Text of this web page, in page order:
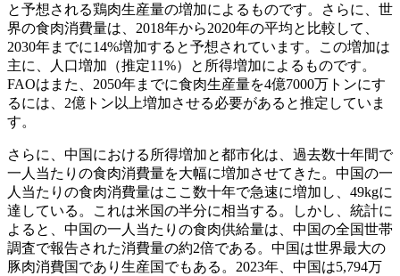
と予想される鶏肉生産量の増加によるものです。さらに、世
界の食肉消費量は、2018年から2020年の平均と比較して、
2030年までに14%増加すると予想されています。この増加は
主に、人口増加（推定11%）と所得増加によるものです。
FAOはまた、2050年までに食肉生産量を4億7000万トンにす
るには、2億トン以上増加させる必要があると推定していま
す。
さらに、中国における所得増加と都市化は、過去数十年間で
一人当たりの食肉消費量を大幅に増加させてきた。中国の一
人当たりの食肉消費量はここ数十年で急速に増加し、49kgに
達している。これは米国の半分に相当する。しかし、統計に
よると、中国の一人当たりの食肉供給量は、中国の全国世帯
調査で報告された消費量の約2倍である。中国は世界最大の
豚肉消費国であり生産国でもある。2023年、中国は5,794万